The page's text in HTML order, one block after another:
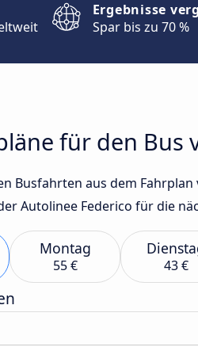
Ergebnisse
Spar bis zu 70 %
für den Bus
Busfahrten aus dem
Autolinee Federico für die
Montag
55 € 43 €